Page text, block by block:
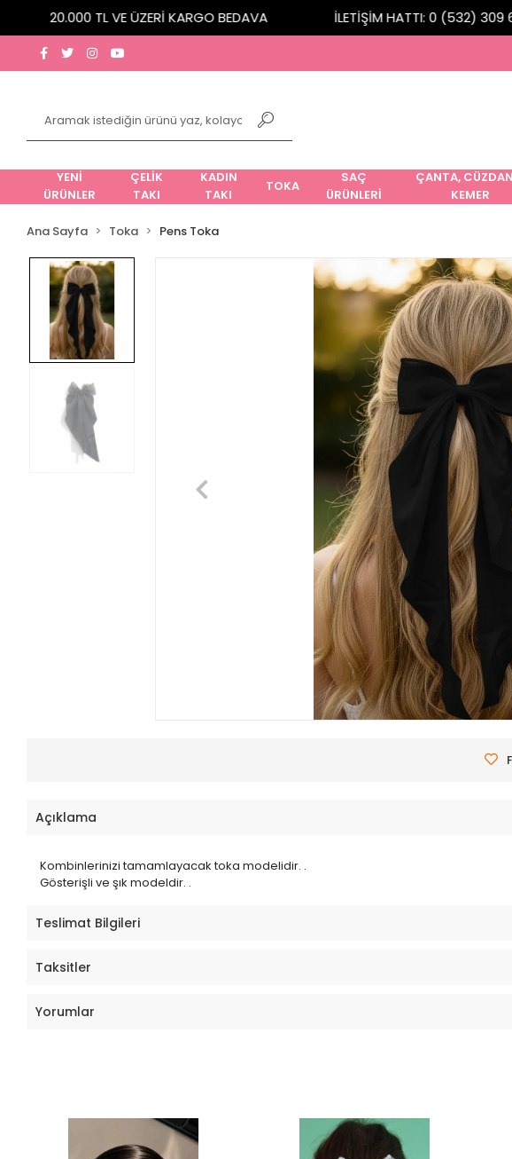
20.000 TL VE ÜZERİ KARGO BEDAVA İLETİŞİM HATTI: 0 (532) 309 60
YENİ
ÜRÜNLER
ÇELİK
TAKI
KADIN
TAKI
TOKA
SAÇ
ÜRÜNLERİ
ÇANTA,
KEMER
Ana Sayfa Toka Pens Toka
Açıklama
Kombinlerinizi tamamlayacak toka modelidir. .
Gösterişli ve şık modeldir. .
Teslimat Bilgileri
Taksitler
Yorumlar